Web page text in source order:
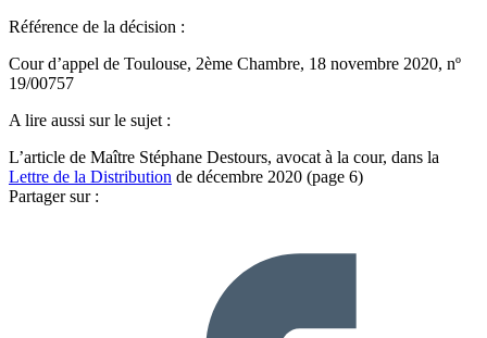
Référence de la décision :
Cour d’appel de Toulouse, 2ème Chambre, 18 novembre 2020, nº
19/00757
A lire aussi sur le sujet :
L’article de Maître Stéphane Destours, avocat à la cour, dans la
Lettre de la Distribution de décembre 2020 (page 6)
Partager sur :